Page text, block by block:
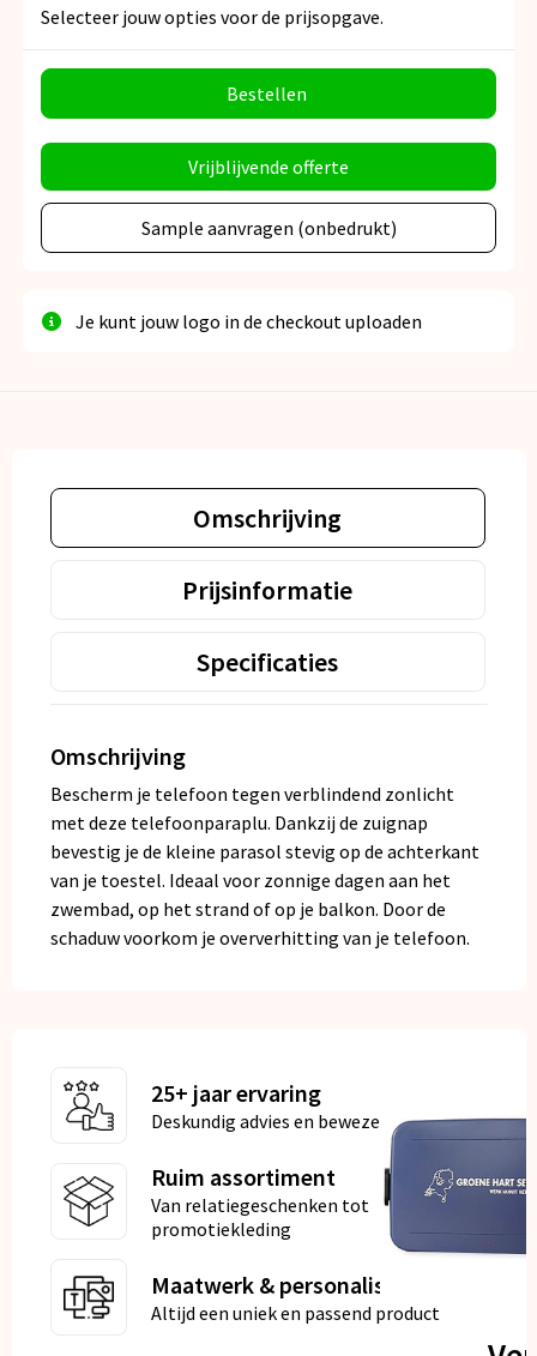
Selecteer jouw opties voor de prijsopgave.
Bestellen
Vrijblijvende offerte
Sample aanvragen (onbedrukt)
Je kunt jouw logo in de checkout uploaden
Omschrijving
Prijsinformatie
Specificaties
Omschrijving
Bescherm je telefoon tegen verblindend zonlicht
met deze telefoonparaplu. Dankzij de zuignap
bevestig je de kleine parasol stevig op de achterkant
van je toestel. Ideaal voor zonnige dagen aan het
zwembad, op het strand of op je balkon. Door de
schaduw voorkom je oververhitting van je telefoon.
25+ jaar ervaring
Deskundig advies en bewezen kwaliteit
Ruim assortiment
Van relatiegeschenken tot
promotiekleding
Maatwerk & personalisatie
Altijd een uniek en passend product